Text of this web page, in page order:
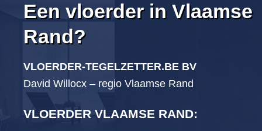
Een vloerder in Vlaamse
Rand?
VLOERDER-TEGELZETTER.BE BV
David Willocx – regio Vlaamse Rand
VLOERDER VLAAMSE RAND: